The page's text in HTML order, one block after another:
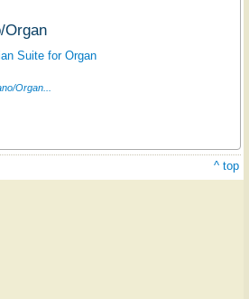
Organ
Suite for Organ
Organ...
^ top